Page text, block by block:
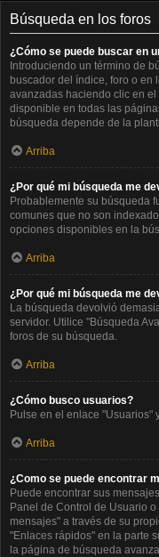
Búsqueda en los foros
¿Cómo se puede buscar en
Introduciendo un término de
buscador del índice, foro o en
avanzadas haciendo clic en
disponible en todas las
búsqueda depende de la
Arriba
¿Por qué mi búsqueda me
Probablemente su búsqueda
comunes que no son
opciones disponibles en la
Arriba
¿Por qué mi búsqueda me
La búsqueda devolvió
servidor. Utilice "Búsqueda
foros de su búsqueda.
Arriba
¿Cómo busco usuarios?
Pulse en el enlace "Usuarios"
Arriba
¿Como se puede encontrar
Puede encontrar sus
Panel de Control de Usuario
mensajes" a través de su
"Enlaces rápidos" en la parte
la página de búsqueda